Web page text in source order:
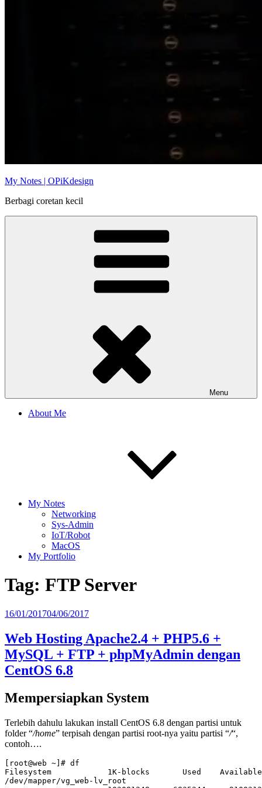
My Notes | OPiKdesign
Berbagi coretan kecil
Menu
About Me
My Notes
Networking
Sys-Admin
IoT/Robot
MacOS
My Portfolio
Tag: FTP Server
Posted
16/01/201704/06/2017
Web Hosting Apache2.4 + PHP5.6 +
MySQL + FTP + phpMyAdmin dengan
CentOS 6.8
Mempersiapkan System
Terlebih dahulu lakukan install CentOS 6.8 dengan partisi untuk
folder “/home” terpisah dengan partisi root-nya yaitu partisi “/“,
contoh….
[root@web ~]# df
Filesystem            1K-blocks       Used    Available
/dev/mapper/vg_web-lv_root